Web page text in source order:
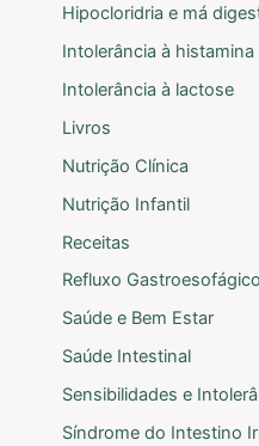
Hipocloridria e má
Intolerância à histamina
Intolerância à lactose
Livros
Nutrição Clínica
Nutrição Infantil
Receitas
Refluxo Gastroesofágico
Saúde e Bem Estar
Saúde Intestinal
Sensibilidades e
Síndrome do Intestino